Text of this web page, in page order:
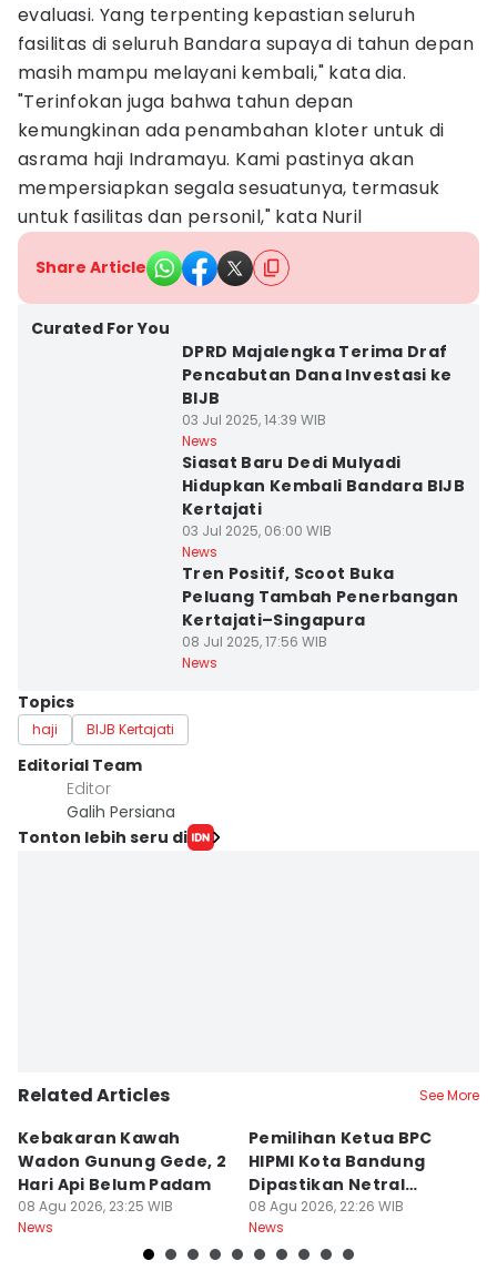
evaluasi. Yang terpenting kepastian seluruh
fasilitas di seluruh Bandara supaya di tahun depan
masih mampu melayani kembali," kata dia.
"Terinfokan juga bahwa tahun depan
kemungkinan ada penambahan kloter untuk di
asrama haji Indramayu. Kami pastinya akan
mempersiapkan segala sesuatunya, termasuk
untuk fasilitas dan personil," kata Nuril
Share Article
Curated For You
DPRD Majalengka Terima Draf
Pencabutan Dana Investasi ke
BIJB
03 Jul 2025, 14:39 WIB
News
Siasat Baru Dedi Mulyadi
Hidupkan Kembali Bandara BIJB
Kertajati
03 Jul 2025, 06:00 WIB
News
Tren Positif, Scoot Buka
Peluang Tambah Penerbangan
Kertajati–Singapura
08 Jul 2025, 17:56 WIB
News
Topics
haji BIJB Kertajati
Editorial Team
Editor
Galih Persiana
Tonton lebih seru di
Related Articles See More
Kebakaran Kawah
Wadon Gunung Gede, 2
Hari Api Belum Padam
08 Agu 2026, 23:25 WIB
News
Pemilihan Ketua BPC
HIPMI Kota Bandung
Dipastikan Netral
Tanpa Tekanan
08 Agu 2026, 22:26 WIB
News